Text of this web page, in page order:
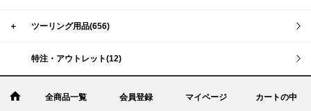
＋ ツーリング用品(656)
特注・アウトレット(12)
全商品一覧 会員登録 マイページ カートの中